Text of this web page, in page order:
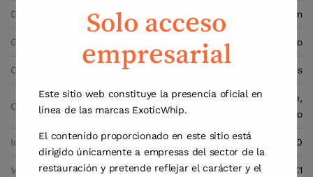
Dimensiones 10,1 × 10,1 × 32,0 cm
Gas Óxido Nitroso
Capacidad 1350 gramos
Carcasa
Cilindro desechable,
Acero al Carbono
Identificación de Sustancia UN.Nr 1070
Válvula M11X1
Solo acceso
empresarial
Este sitio web constituye la presencia oficial en
línea de las marcas ExoticWhip.
El contenido proporcionado en este sitio está
dirigido únicamente a empresas del sector de la
restauración y pretende reflejar el carácter y el